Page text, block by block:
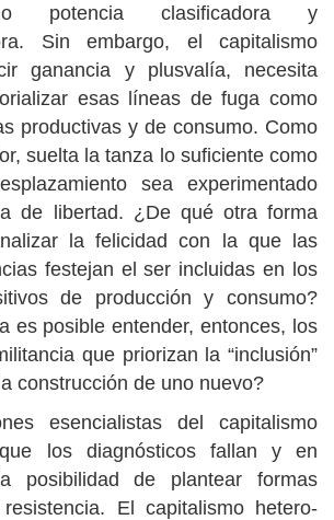
potencia clasificadora y
Sin embargo, el capitalismo
ganancia y plusvalía, necesita
esas líneas de fuga como
productivas y de consumo. Como
suelta la tanza lo suficiente como
sea experimentado
de libertad. ¿De qué otra forma
la felicidad con la que las
festejan el ser incluidas en los
de producción y consumo?
es posible entender, entonces, los
que priorizan la “inclusión”
construcción de uno nuevo?
esencialistas del capitalismo
los diagnósticos fallan y en
posibilidad de plantear formas
El capitalismo hetero-